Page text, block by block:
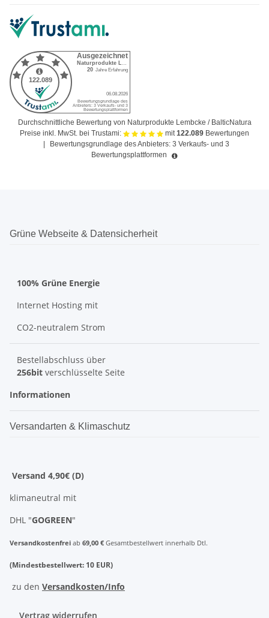
Durchschnittliche Bewertung von Naturprodukte Lembcke / BalticNatura
Preise inkl. MwSt. bei Trustami:
mit122.089 Bewertungen
Bewertungsgrundlage des Anbieters: 3 Verkaufs- und 3
Bewertungsplattformen
Grüne Webseite & Datensicherheit
100% Grüne Energie
Internet Hosting mit
CO2-neutralem Strom
Bestellabschluss über
256bit verschlüsselte Seite
Informationen
Versandarten & Klimaschutz
Versand 4,90€ (D)
klimaneutral mit
DHL "GOGREEN"
Versandkostenfrei ab 69,00 € Gesamtbestellwert innerhalb Dtl.
(Mindestbestellwert: 10 EUR)
zu den Versandkosten/Info
Vertrag widerrufen